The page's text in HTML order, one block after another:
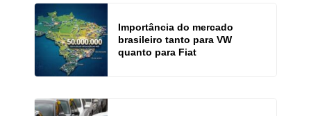
Importância do mercado
brasileiro tanto para VW
quanto para Fiat